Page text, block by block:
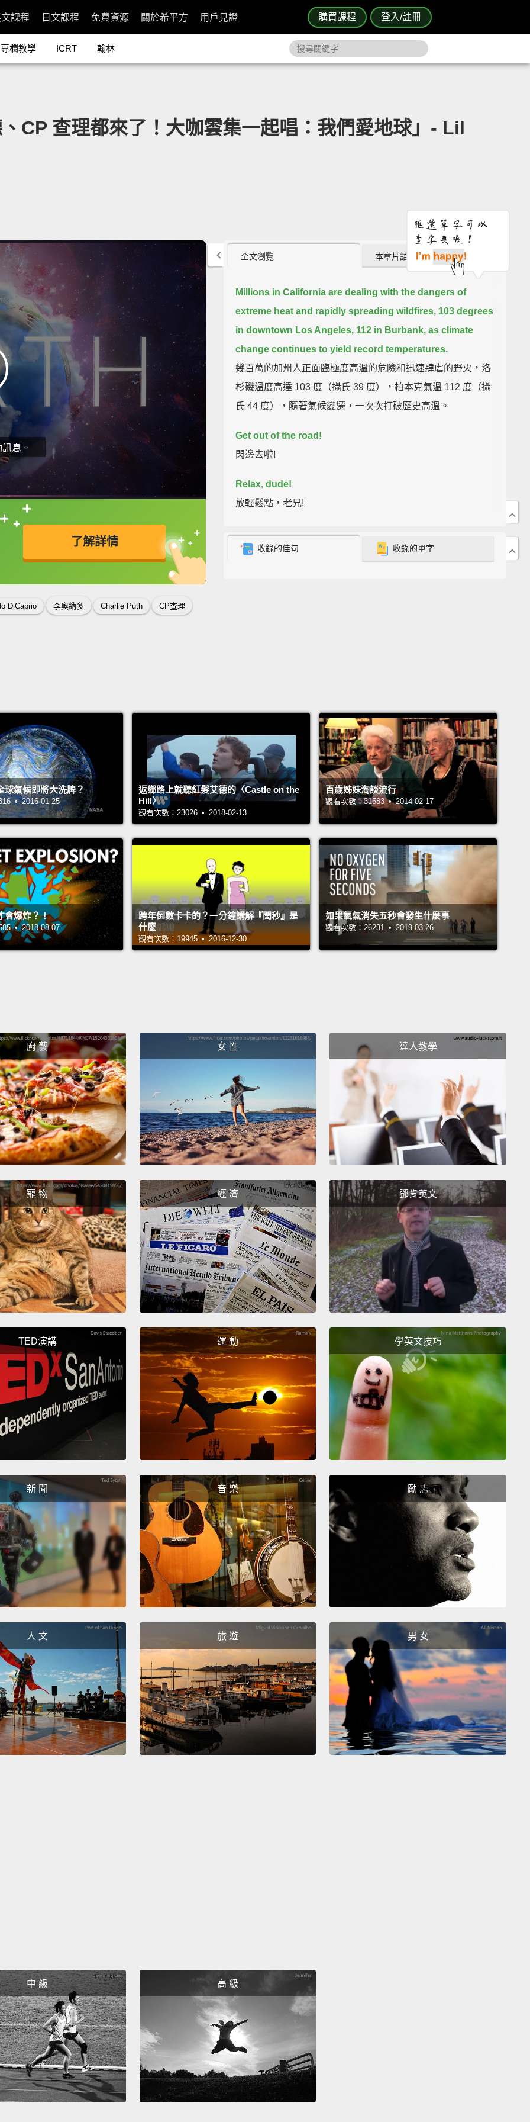
購買課程 登入/註冊
課程 日文課程 免費資源 關於希平方 用戶見證
專欄教學 ICRT 翰林
CP 查理都來了！大咖雲集一起唱：我們愛地球」- Lil
息。
了解詳情
接查字典喔！
英
DiCaprio 李奧納多 Charlie Puth CP查理
全文瀏覽 本章片語 (0)
Millions in California are dealing with the dangers of
extreme heat and rapidly spreading wildfires, 103 degrees
in downtown Los Angeles, 112 in Burbank, as climate
change continues to yield record temperatures.
幾百萬的加州人正面臨極度高溫的危險和迅速肆虐的野火，洛
杉磯溫度高達 103 度（攝氏 39 度），柏本克氣溫 112 度（攝
氏 44 度），隨著氣候變遷，一次次打破歷史高溫。
Get out of the road!
閃邊去啦!
Relax, dude!
放輕鬆點，老兄!
Earth
〈地球〉
閉嘴，白癡!
Now, get him in the trash! Get him in the trash. Three, two,
one!
把他丟進垃圾桶!把他丟進去。三、二、一!
You guys shouldn't have thrown me in a trash can!
你們不該把我丟進垃圾桶!
Pick it up, dork.
撿起來，臭宅。
What did you just say?
Hey, are you Lil Dicky?
Yeah?
是啊？哈囉。
Yo, Lil Dicky, my brother thinks you suck.
Yo，Lil Dicky，我哥覺得你爛透了。
Okay, your brother probably sucks. Look at how you
turned out. You're a rat. Your whole household is
probably completely mismanaged.
好喔，你哥可能也爛透了。看看你長成什麼樣子。你不過就是
個小人。你們家大概沒什麼家教吧。
Ay, suck my butt, Lil Dicky.
欸，吃我的屁股吧，Lil Dicky。
Suck your butt?
吃你的屁股？
How about you take that perfectly round head and suck
my butt? How about that?
要不要我壓著你圓滾滾的頭來吃我的屁股？要不要啊？
Whoa!
Hey, police.
Pick up the trash.
把垃圾撿起來。
He's tryna eat our butt.
他想要吃我們的屁股。
There's an environmental crisis right now. You're just
現在我們面臨環境危機耶。你們還要在街上亂丟垃圾嗎？幾歲
了!
What up, world? It's your boy, just one of the guys down
here. Well, I could be more specific. Uh, I'm a human. And
I just wanted to, you know, for the sake of all of us
earthlings out there, just wanted to say:
We love the earth
我們愛地球
It is our planet
這是我們的星球
We love the earth
我們愛地球
It is our home
收錄的佳句 收錄的單字
球氣候即將大洗牌？
• 2016-01-25
返鄉路上就聽紅髮艾德的〈Castle on the
Hill〉
觀看次數：23026 • 2018-02-13
百歲姊妹淘談流行
觀看次數：31583 • 2014-02-17
會爆炸？！
• 2018-08-07
跨年倒數卡卡的？一分鐘講解『閏秒』是
什麼
觀看次數：19945 • 2016-12-30
如果氧氣消失五秒會發生什麼事
觀看次數：26231 • 2019-03-26
廚 藝 女 性 達人教學
寵 物 經 濟 鄧肯英文
TED演講 運 動 學英文技巧
新 聞 音 樂 勵 志
人 文 旅 遊 男 女
中 級 高 級